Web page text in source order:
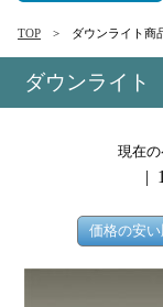
TOP ダウンライト商
ダウンライト
現在
| 1